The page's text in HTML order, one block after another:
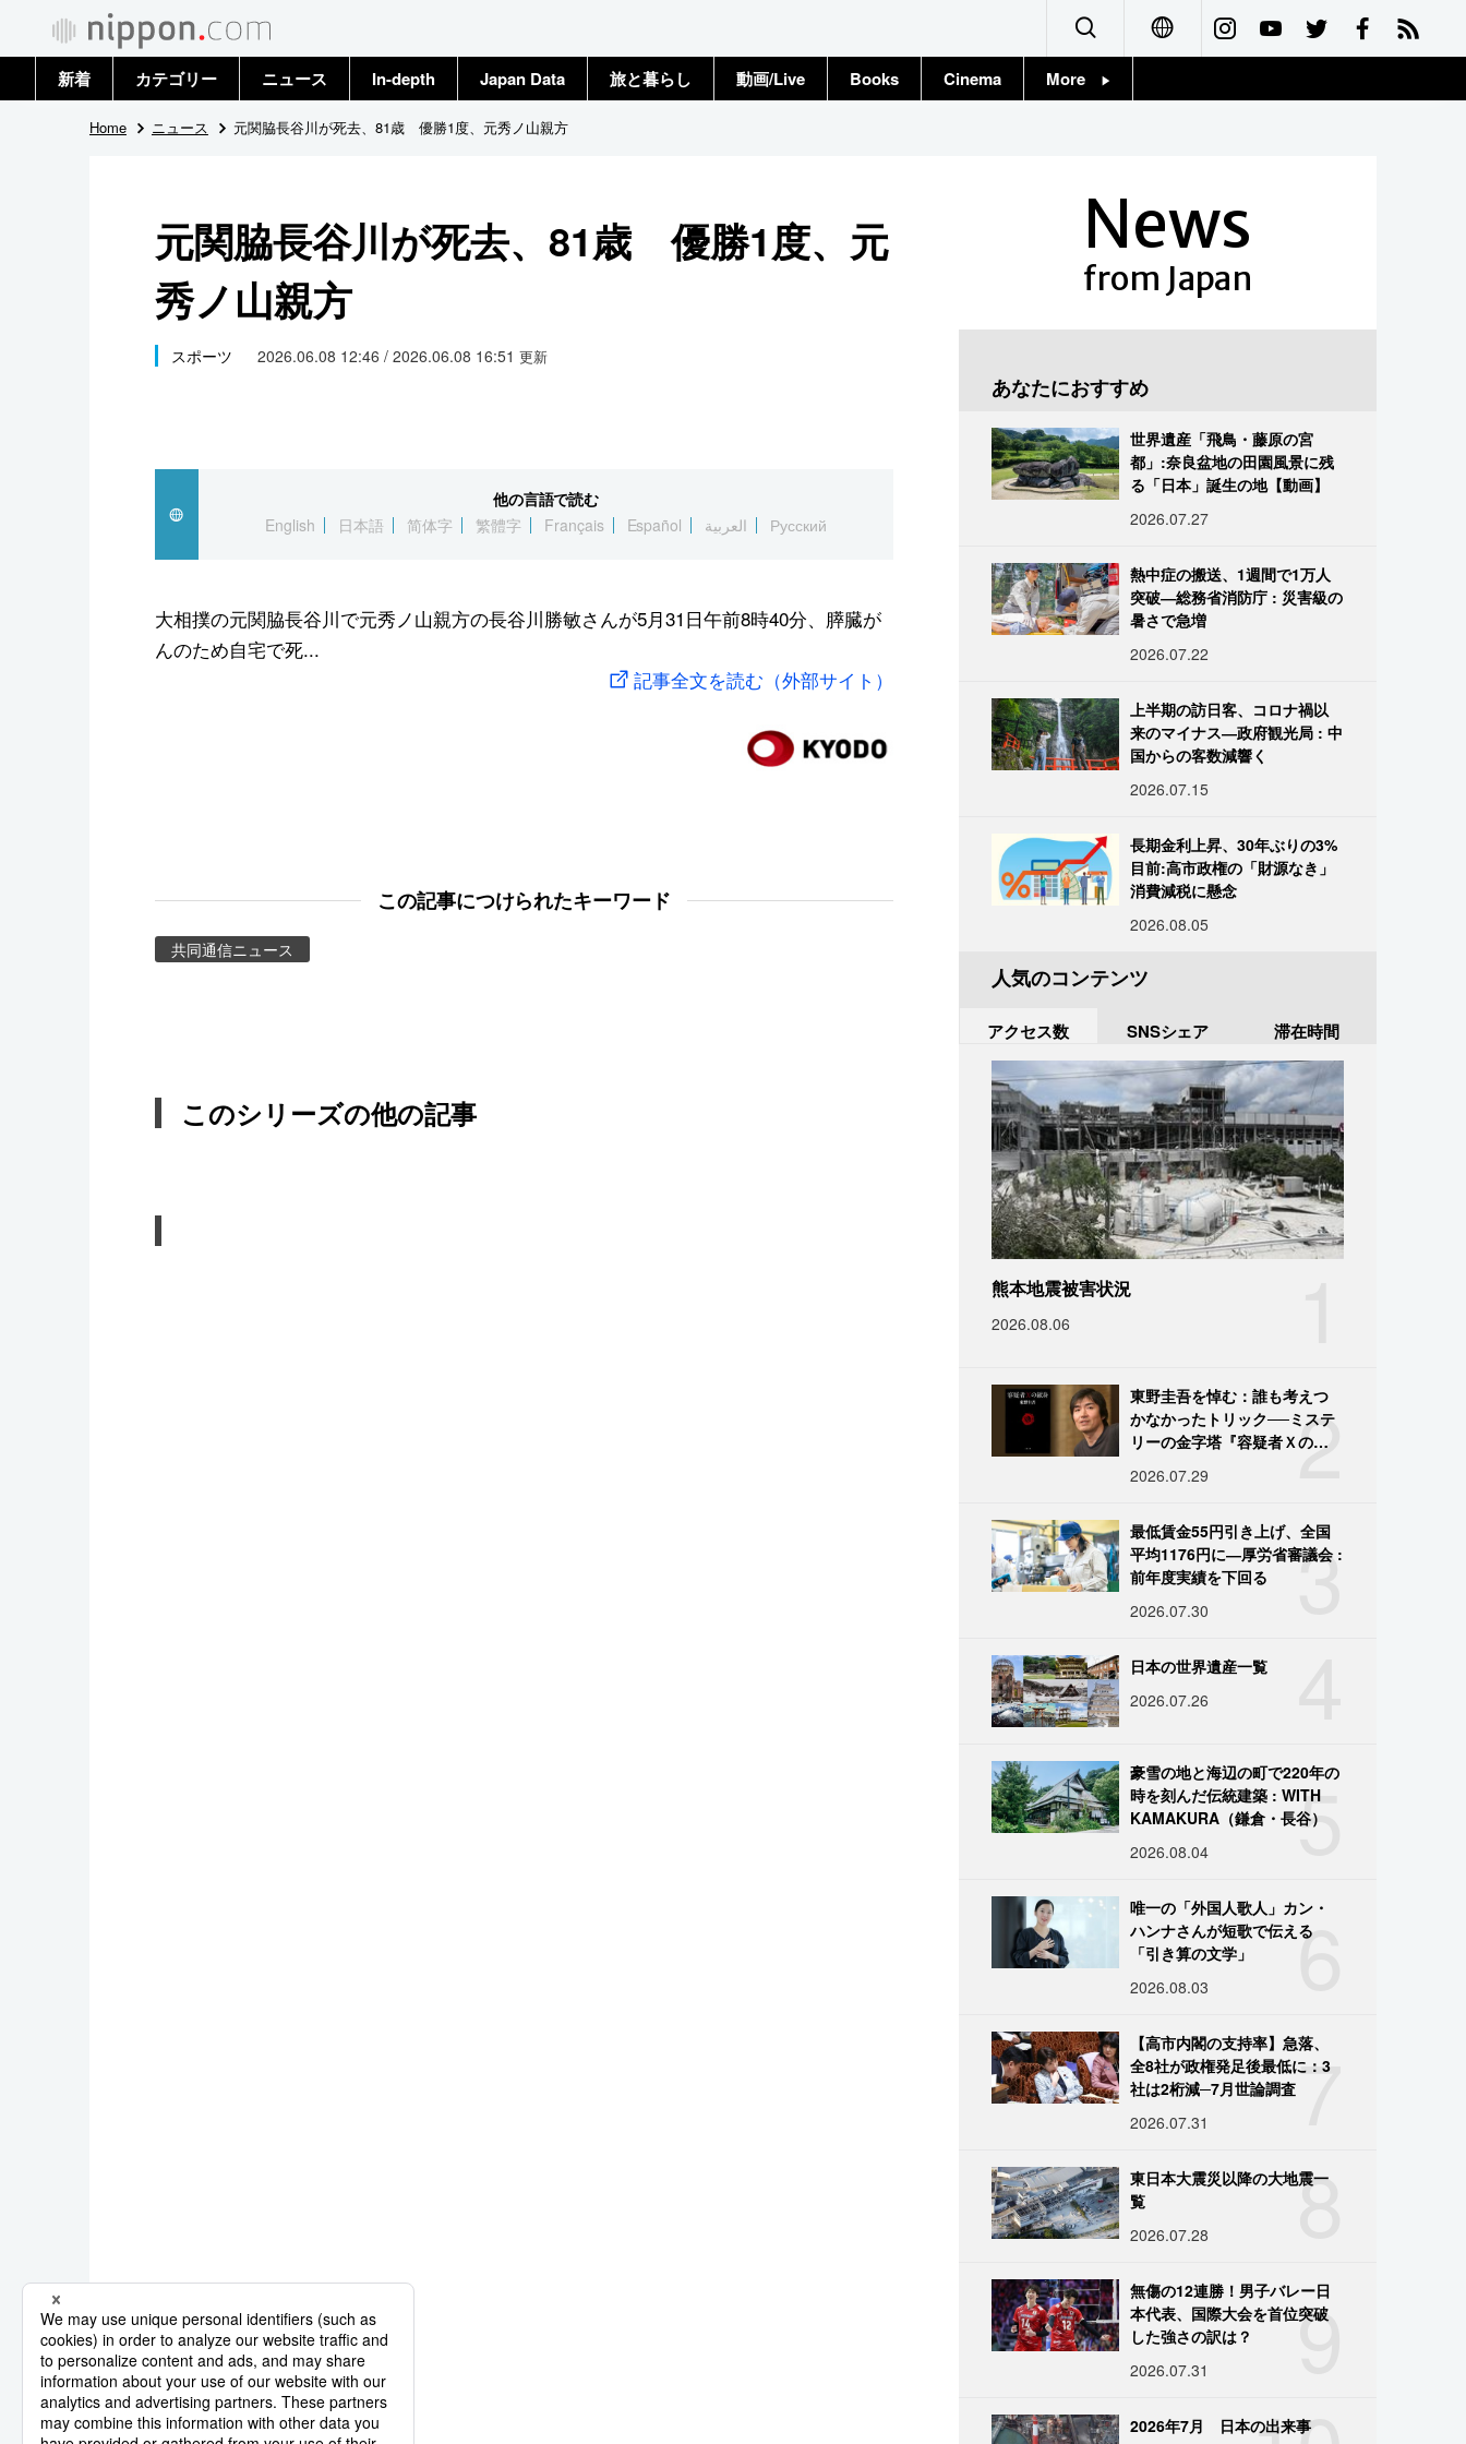
Français
新着 カテゴリー
政治・外交
国際
社会
文化
スポーツ・東京2020
ニュース
トップ
In-depth Japan Data 旅と暮らし 動画/Live Books Cinema More
Home ニュース 元関脇長谷川が死去、81歳 優勝1度、元秀ノ山親方
元関脇長谷川が死去、81歳 優勝1度、元
秀ノ山親方
スポーツ 2026.06.08 12:46 / 2026.06.08 16:51 更新
他の言語で読む
English
日本語 简体字 繁體字 Français Español العربية Русский
大相撲の元関脇長谷川で元秀ノ山親方の長谷川勝敏さんが5月31日午前8時40分、膵臓が
んのため自宅で死...
記事全文を読む（外部サイト）
この記事につけられたキーワード
共同通信ニュース
このシリーズの他の記事
News
from Japan
あなたにおすすめ
世界遺産「飛鳥・藤原の宮
都」:奈良盆地の田園風景に残
る「日本」誕生の地【動画】
2026.07.27
熱中症の搬送、1週間で1万人
突破―総務省消防庁 : 災害級の
暑さで急増
2026.07.22
上半期の訪日客、コロナ禍以
来のマイナス―政府観光局 : 中
国からの客数減響く
2026.07.15
長期金利上昇、30年ぶりの3%
目前:高市政権の「財源なき」
消費減税に懸念
2026.08.05
人気のコンテンツ
アクセス数 SNSシェア 滞在時間
熊本地震被害状況
2026.08.06
2
東野圭吾を悼む：誰も考えつ
かなかったトリック──ミステ
リーの金字塔『容疑者Ｘの献
2026.07.29
3
最低賃金55円引き上げ、全国
平均1176円に―厚労省審議会 :
前年度実績を下回る
2026.07.30
日本の世界遺産一覧
2026.07.26
5
豪雪の地と海辺の町で220年の
時を刻んだ伝統建築 : WITH
KAMAKURA（鎌倉・長谷）
2026.08.04
6
唯一の「外国人歌人」カン・
ハンナさんが短歌で伝える
「引き算の文学」
2026.08.03
7
【高市内閣の支持率】急落、
全8社が政権発足後最低に：3
社は2桁減─7月世論調査
2026.07.31
8
東日本大震災以降の大地震一
覧
2026.07.28
9
無傷の12連勝！男子バレー日
本代表、国際大会を首位突破
した強さの訳は？
2026.07.31
2026年7月 日本の出来事